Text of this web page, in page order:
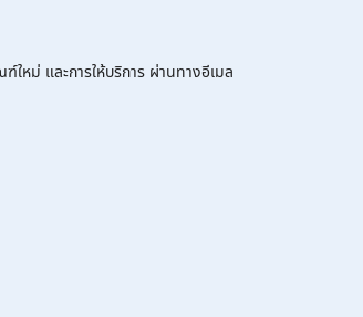
หม่ และการให้บริการ ผ่านทางอีเมล